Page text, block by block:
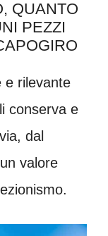
QUANTO
PEZZI
e rilevante
conserva e
dal
valore